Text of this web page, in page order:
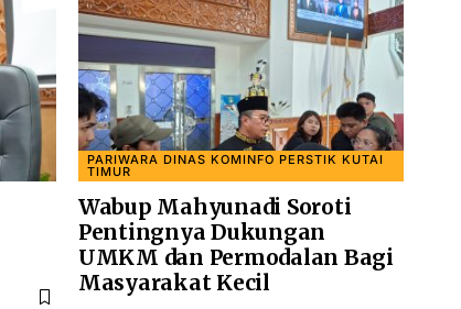
PARIWARA DINAS KOMINFO PERSTIK KUTAI
TIMUR
Wabup Mahyunadi Soroti
Pentingnya Dukungan
UMKM dan Permodalan Bagi
Masyarakat Kecil